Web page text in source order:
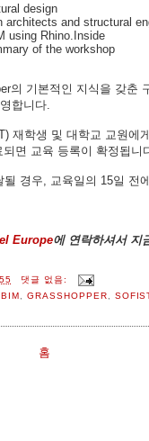
design
architects and structural
using Rhino.Inside
of the workshop
의 기본적인 지식을 갖춘
합니다.
재학생 및 대학교 교원에
면 교육 등록이 확정됩니
될 경우, 교육일의 15일 전
Europe에 연락하셔서 지
댓글 없음:
BIM GRASSHOPPER
홈